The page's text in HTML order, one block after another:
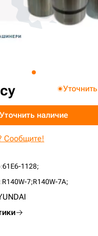
61E6-1128;
R140W-7;R140W-7A;
Уточнить наличие
Сообщите!